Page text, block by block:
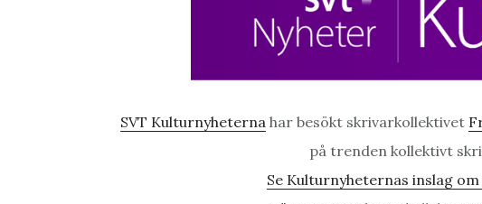
SVT Kulturnyheterna har besökt skrivarkollektivet
på trenden kollektivt
Se Kulturnyheternas inslag